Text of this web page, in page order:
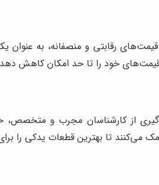
قیمت‌های رقابتی و منصفانه، به
قیمت‌های خود را تا حد امکان کاهش
از کارشناسان مجرب و متخصص،
می‌کنند تا بهترین قطعات یدکی را